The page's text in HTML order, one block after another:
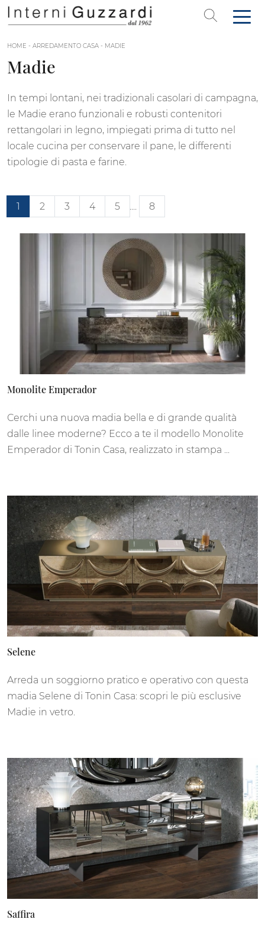
HOME - ARREDAMENTO CASA - MADIE
Madie
In tempi lontani, nei tradizionali casolari di campagna,
le Madie erano funzionali e robusti contenitori
rettangolari in legno, impiegati prima di tutto nel
locale cucina per conservare il pane, le differenti
tipologie di pasta e farine.
1 2 3 4 5 .... 8
Monolite Emperador
Cerchi una nuova madia bella e di grande qualità
dalle linee moderne? Ecco a te il modello Monolite
Emperador di Tonin Casa, realizzato in stampa ...
Selene
Arreda un soggiorno pratico e operativo con questa
madia Selene di Tonin Casa: scopri le più esclusive
Madie in vetro.
Saffira